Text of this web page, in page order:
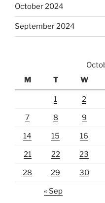
October 2024
September 2024
M
T W
1 2
7 8 9
14 15 16
21 22 23
28 29 30
« Sep